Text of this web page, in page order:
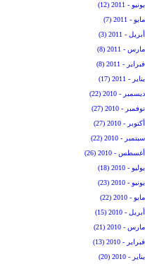
يونيو - 2011 (12)
مايو - 2011 (7)
أبريل - 2011 (3)
مارس - 2011 (8)
فبراير - 2011 (8)
يناير - 2011 (17)
ديسمبر - 2010 (22)
نوفمبر - 2010 (27)
أكتوبر - 2010 (27)
سبتمبر - 2010 (22)
أغسطس - 2010 (26)
يوليو - 2010 (18)
يونيو - 2010 (23)
مايو - 2010 (22)
أبريل - 2010 (15)
مارس - 2010 (21)
فبراير - 2010 (13)
يناير - 2010 (20)